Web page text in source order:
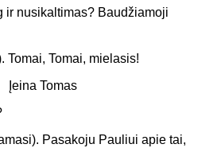
nusikaltimas? Baudžiamoji
Tomai, Tomai, mielasis!
Įeina Tomas
Pasakoju Pauliui apie tai,